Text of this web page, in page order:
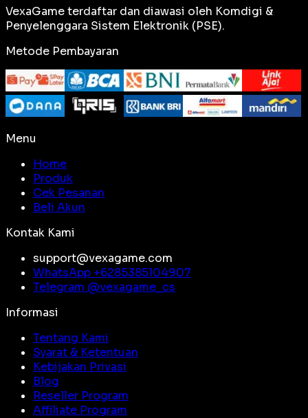
VexaGame terdaftar dan diawasi oleh Komdigi &
Penyelenggara Sistem Elektronik (PSE).
Metode Pembayaran
Menu
Home
Produk
Cek Pesanan
Beli Akun
Kontak Kami
support@vexagame.com
WhatsApp +6285385104907
Telegram @vexagame_cs
Informasi
Tentang Kami
Syarat & Ketentuan
Kebijakan Privasi
Blog
Reseller Program
Affiliate Program